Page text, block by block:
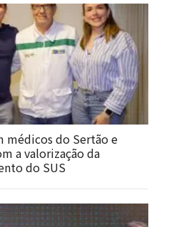
médicos do Sertão e
a valorização da
do SUS